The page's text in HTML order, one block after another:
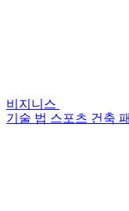
비지니스
기술 법 스포츠 건축